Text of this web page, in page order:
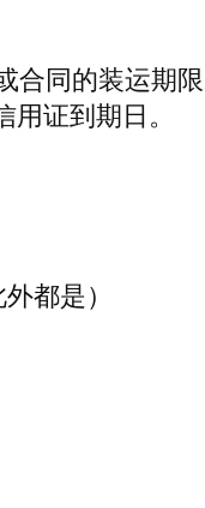
合同的装运期
证到期日。
都是）